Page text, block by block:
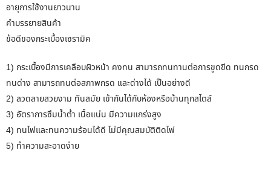
อายุการใช้งานยาวนาน
คำบรรยายสินค้า
ข้อดีของกระเบื้องเซรามิค
1) กระเบื้องมีการเคลือบผิวหน้า คงทน สามารถทนทานต่อการขูดขีด ทนกรด
ทนด่าง สามารถทนต่อสภาพกรด และด่างได้ เป็นอย่างดี
2) ลวดลายสวยงาม ทันสมัย เข้ากันได้กับห้องหรือบ้านทุกสไตล์
3) อัตราการซึมน้ำต่ำ เนื้อแน่น มีความแกร่งสูง
4) ทนไฟและทนความร้อนได้ดี ไม่มีคุณสมบัติติดไฟ
5) ทำความสะอาดง่าย